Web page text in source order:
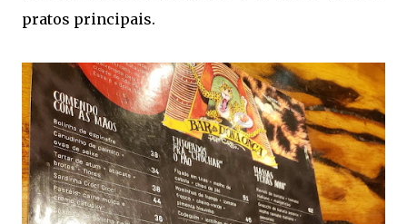
pratos principais.